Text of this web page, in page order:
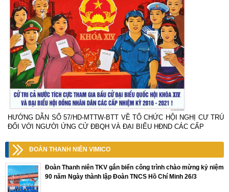
HƯỚNG DẪN SỐ 57/HD-MTTW-BTT VỀ TỔ CHỨC HỘI NGHỊ CƯ TRÚ
ĐỐI VỚI NGƯỜI ỨNG CỬ ĐBQH VÀ ĐẠI BIỂU HĐND CÁC CẤP
ĐOÀN THANH NIÊN VIMICO
Đoàn Thanh niên TKV gắn biển công trình chào mừng kỷ niệm
90 năm Ngày thành lập Đoàn TNCS Hồ Chí Minh 26/3